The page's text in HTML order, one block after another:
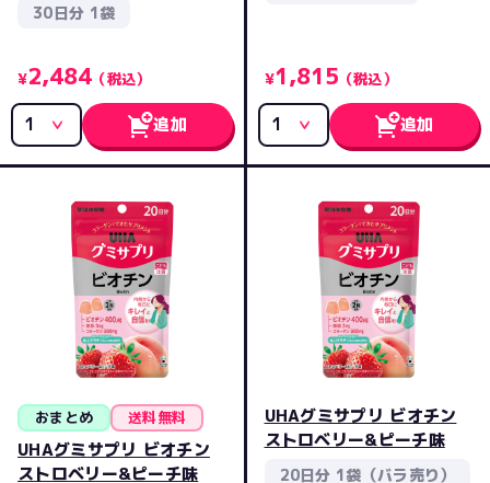
30日分 1袋
¥2,484 （税込）
追加
¥1,815 （税込）
追加
おまとめ 送料無料
UHAグミサプリ ビオチン
ストロベリー&ピーチ味
UHAグミサプリ ビオチン
ストロベリー&ピーチ味
20日分 1袋（バラ売り）